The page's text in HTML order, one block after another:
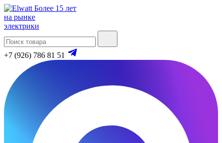
Более 15 лет
на рынке
электрики
+7 (926) 786 81 51